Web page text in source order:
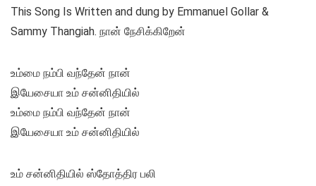
This Song Is Written and dung by Emmanuel Gollar &
Sammy Thangiah. நான் நேசிக்கிறேன்
உம்மை நம்பி வந்தேன் நான்
இயேசையா உம் சன்னிதியில்
உம்மை நம்பி வந்தேன் நான்
இயேசையா உம் சன்னிதியில்
உம் சன்னிதியில் ஸ்தோத்திர பலி